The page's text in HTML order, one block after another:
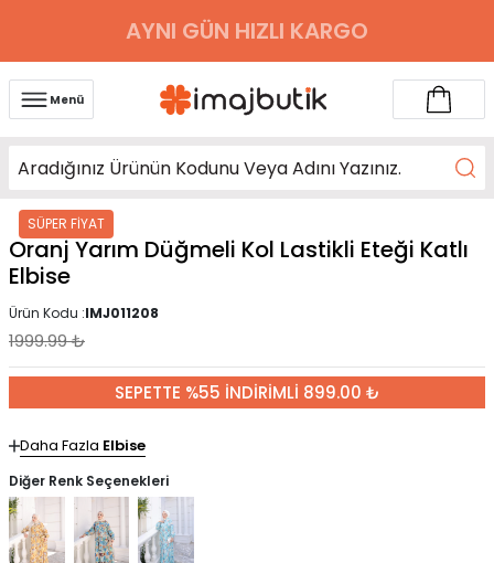
AYNI GÜN HIZLI KARGO
Menü
SÜPER FİYAT
Oranj Yarım Düğmeli Kol Lastikli Eteği Katlı
Elbise
Ürün Kodu :IMJ011208
1999.99₺
SEPETTE %55 İNDİRİMLİ 899.00 ₺
Daha Fazla Elbise
Diğer Renk Seçenekleri